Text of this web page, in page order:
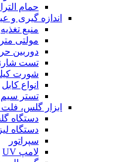
حمام
اندازه گیری و
منبع تغذیه
مولتی متر
دوربین
تست
شورت
انواع کابل
تستر
ابزار گلس،
دستگاه
دستگاه
سپراتور
لامپ UV